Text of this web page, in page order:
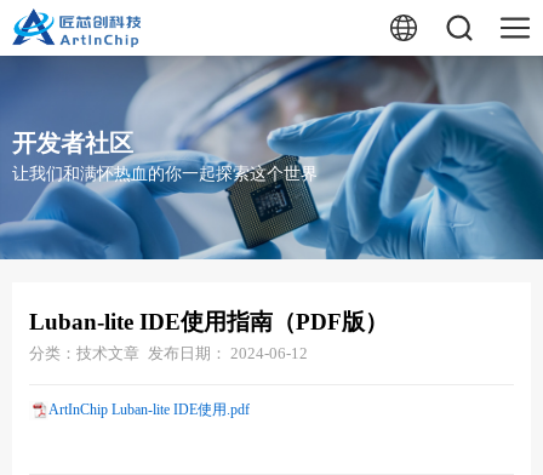
开发者社区
让我们和满怀热血的你一起探索这个世界
Luban-lite IDE使用指南（PDF版）
分类：技术文章 发布日期： 2024-06-12
ArtInChip Luban-lite IDE使用.pdf